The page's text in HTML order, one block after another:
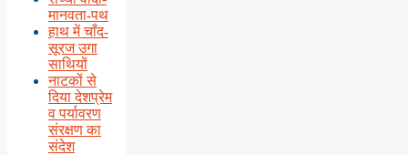
मानवता-पथ
हाथ में चाँद-
सूरज उगा
साथियों
नाटकों से
दिया देशप्रेम
व पर्यावरण
संरक्षण का
संदेश